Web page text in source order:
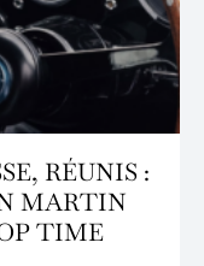
RÉUNIS :
MARTIN
TIME